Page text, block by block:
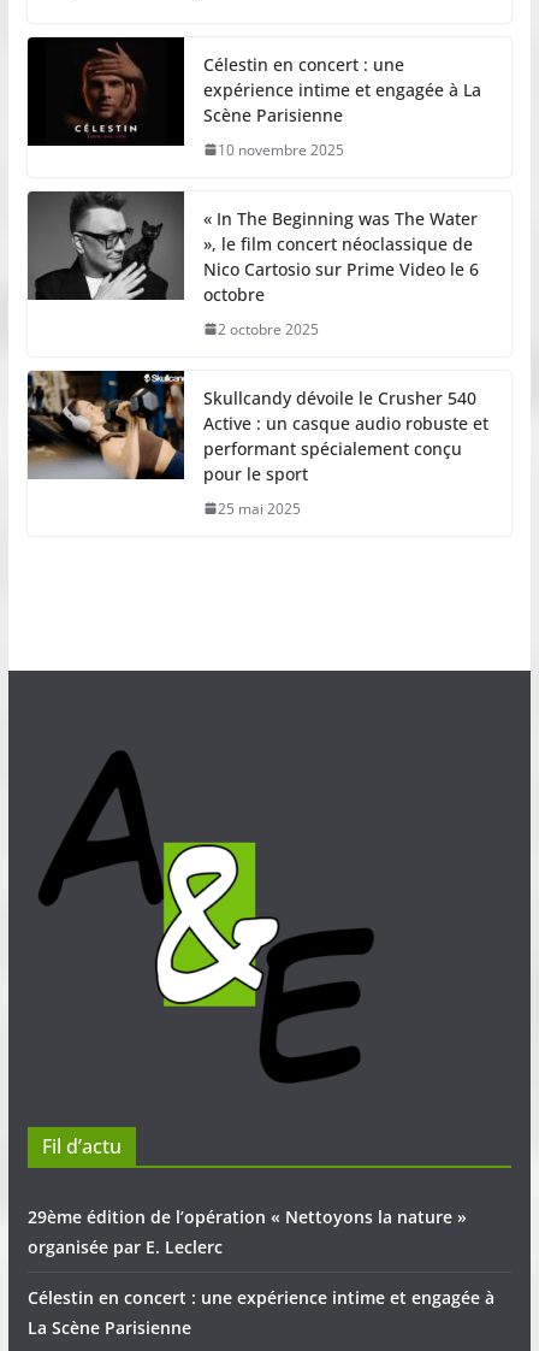
Célestin en concert : une
expérience intime et engagée à La
Scène Parisienne
10 novembre 2025
« In The Beginning was The Water
», le film concert néoclassique de
Nico Cartosio sur Prime Video le 6
octobre
2 octobre 2025
Skullcandy dévoile le Crusher 540
Active : un casque audio robuste et
performant spécialement conçu
pour le sport
25 mai 2025
Fil d’actu
29ème édition de l’opération « Nettoyons la nature »
organisée par E. Leclerc
Célestin en concert : une expérience intime et engagée à
La Scène Parisienne